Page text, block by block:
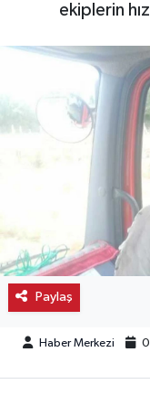
ekiplerin
Paylaş
Haber Merkezi
Boğazkale
Dodurga
Laçin
Mecitözü
Tüm
Son Dakika